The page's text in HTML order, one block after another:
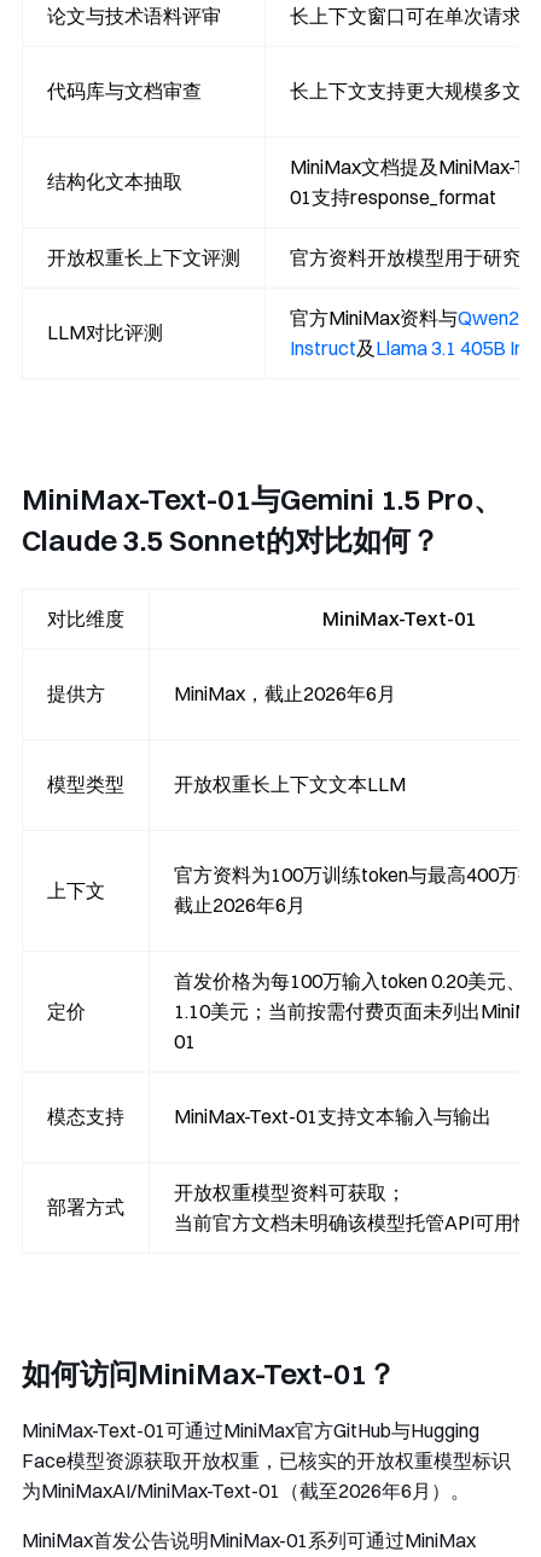
论文与技术语料评审 长上下文窗口可在单次请求
代码库与文档审查 长上下文支持更大规模多文
结构化文本抽取
MiniMax文档提及MiniMax-
01支持response_format
开放权重长上下文评测 官方资料开放模型用于研究
LLM对比评测
官方MiniMax资料与
Instruct及 Llama 3.1 405B
MiniMax-Text-01与Gemini 1.5 Pro、
Claude 3.5 Sonnet的对比如何？
对比维度 MiniMax-Text-01
提供方 MiniMax，截止2026年6月
模型类型 开放权重长上下文文本LLM
上下文
官方资料为100万训练token与最高400万
截止2026年6月
定价
首发价格为每100万输入token 0.20美元、
1.10美元；当前按需付费页面未列出
01
模态支持 MiniMax-Text-01支持文本输入与输出
部署方式
开放权重模型资料可获取；
当前官方文档未明确该模型托管API可用性
如何访问MiniMax-Text-01？
MiniMax-Text-01可通过MiniMax官方GitHub与Hugging
Face模型资源获取开放权重，已核实的开放权重模型标识
为MiniMaxAI/MiniMax-Text-01 （截至2026年6月）。
MiniMax首发公告说明MiniMax-01系列可通过MiniMax